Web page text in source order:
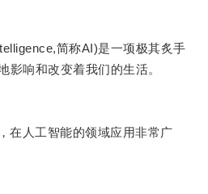
简称AI)是一项极其炙手
影响和改变着我们的生活。
人工智能的领域应用非常广